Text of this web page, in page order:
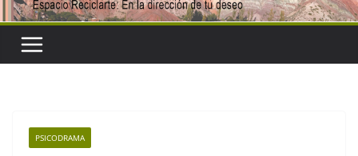
PSICODRAMA